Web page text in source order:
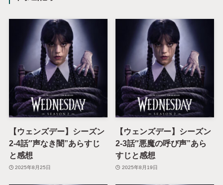
【ウェンズデー】シーズン
2-4話″声なき闇”あらすじ
と感想
2025年8月25日
【ウェンズデー】シーズン
2-3話″悪魔の呼び声”あら
すじと感想
2025年8月19日